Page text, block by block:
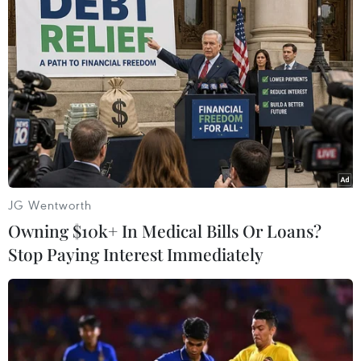
Nắng nóng kỷ lục, nhiệt độ
toàn cầu tăng 1,5 độ C
14/08/2016 14:33
Năm 2016 đang là năm nắng nóng kỷ lục khi mà 6
tháng đầu năm, nhiệt độ đã tăng gần 1,5 độ C so với
cùng kỳ năm 2015.
JG Wentworth
Owning $10k+ In Medical Bills Or Loans?
Stop Paying Interest Immediately